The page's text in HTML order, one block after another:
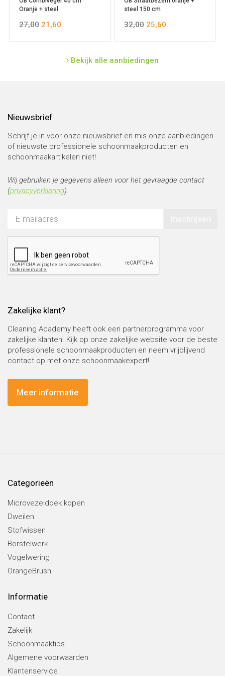
Oranje + steel
27,00 21,60
steel 150 cm
32,00 25,60
Bekijk alle aanbiedingen
Nieuwsbrief
Schrijf je in voor onze nieuwsbrief en mis onze aanbiedingen
of nieuwste professionele schoonmaakproducten en
schoonmaakartikelen niet!
Wij gebruiken je gegevens alleen voor het gevraagde contact
(privacyverklaring).
Zakelijke klant?
Cleaning Academy heeft ook een partnerprogramma voor
zakelijke klanten. Kijk op onze zakelijke website voor de beste
professionele schoonmaakproducten en neem vrijblijvend
contact op met onze schoonmaakexpert!
Meer informatie
Categorieën
Microvezeldoek kopen
Dweilen
Stofwissen
Borstelwerk
Vogelwering
OrangeBrush
Informatie
Contact
Zakelijk
Schoonmaaktips
Algemene voorwaarden
Klantenservice